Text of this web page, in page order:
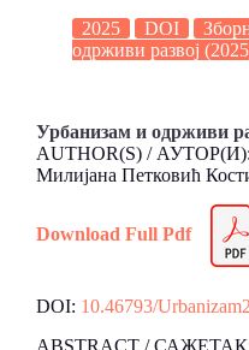
2025 DOI
одрживи развој
Урбанизам и одрживи
AUTHOR(S) /
Милијана Петковић
Download Full Pdf
DOI: 10.46793/
ABSTRACT /